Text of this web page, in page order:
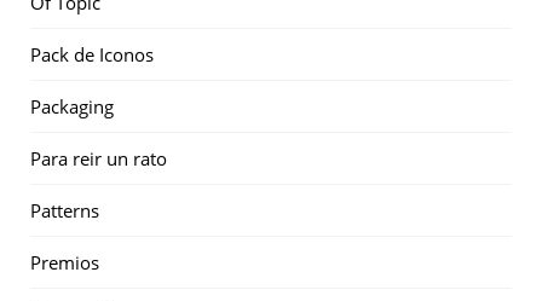
Pack de Iconos
Packaging
Para reir un rato
Patterns
Premios